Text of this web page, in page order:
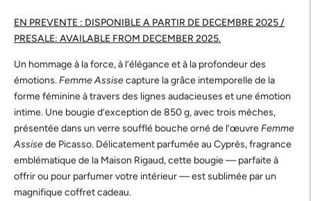
EN PREVENTE : DISPONIBLE A PARTIR DE DECEMBRE 2025 /
PRESALE: AVAILABLE FROM DECEMBER 2025.
Un hommage à la force, à l’élégance et à la profondeur des
émotions.Femme Assisecapture la grâce intemporelle de la
forme féminine à travers des lignes audacieuses et une émotion
intime. Une bougie d’exception de 850 g, avec trois mèches,
présentée dans un verre soufflé bouche orné de l’œuvreFemme
Assisede Picasso. Délicatement parfumée au Cyprès, fragrance
emblématique de la Maison Rigaud, cette bougie — parfaite à
offrir ou pour parfumer votre intérieur — est sublimée par un
magnifique coffret cadeau.